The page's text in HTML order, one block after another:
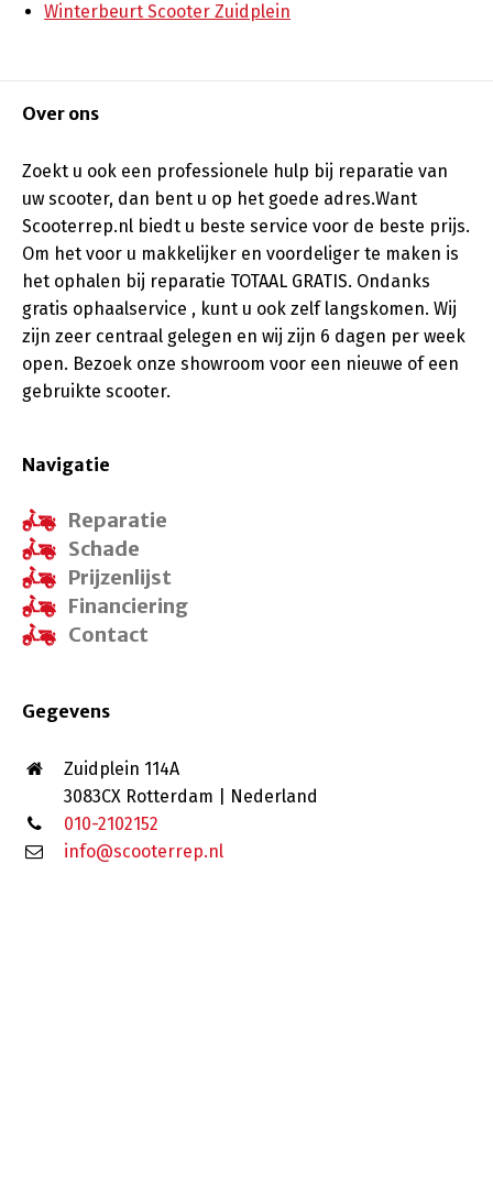
Winterbeurt Scooter Zuidplein
Over ons
Zoekt u ook een professionele hulp bij reparatie van
uw scooter, dan bent u op het goede adres.Want
Scooterrep.nl biedt u beste service voor de beste prijs.
Om het voor u makkelijker en voordeliger te maken is
het ophalen bij reparatie TOTAAL GRATIS. Ondanks
gratis ophaalservice , kunt u ook zelf langskomen. Wij
zijn zeer centraal gelegen en wij zijn 6 dagen per week
open. Bezoek onze showroom voor een nieuwe of een
gebruikte scooter.
Navigatie
Reparatie
Schade
Prijzenlijst
Financiering
Contact
Gegevens
Zuidplein 114A
3083CX Rotterdam | Nederland
010-2102152
info@scooterrep.nl